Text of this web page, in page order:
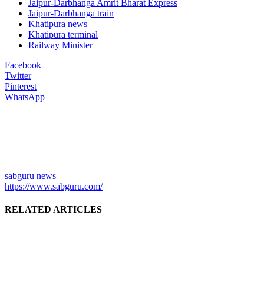
Jaipur-Darbhanga Amrit Bharat Express
Jaipur-Darbhanga train
Khatipura news
Khatipura terminal
Railway Minister
Facebook
Twitter
Pinterest
WhatsApp
sabguru news
https://www.sabguru.com/
RELATED ARTICLES